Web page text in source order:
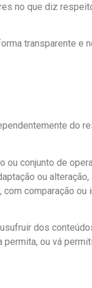
no que diz
transparente e
do
ou conjunto de
ou
comparação
dos
ou vá